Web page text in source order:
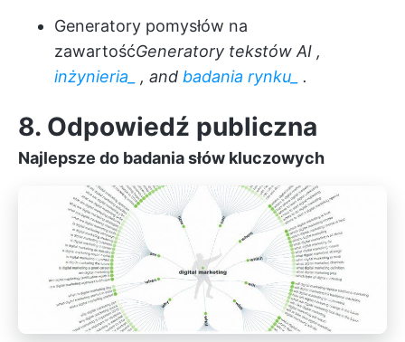
Generatory pomysłów na
zawartośćGeneratory tekstów AI ,
inżynieria_
, and badania rynku_ .
8. Odpowiedź publiczna
Najlepsze do badania słów kluczowych